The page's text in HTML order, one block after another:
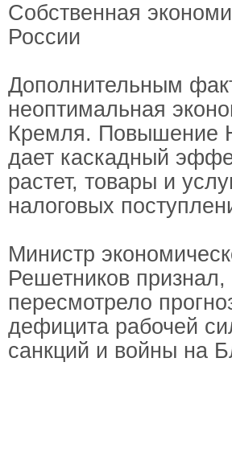
Собственная
России
Дополнительным
неоптимальная
Кремля. Повышение
дает каскадный
растет, товары и
налоговых
Министр
Решетников признал,
пересмотрело
дефицита рабочей
санкций и войны на